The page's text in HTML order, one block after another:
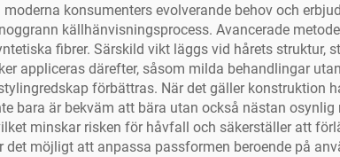
konsumenters evolverande behov och
källhänvisningsprocess. Avancerade
fibrer. Särskild vikt läggs vid hårets struktur,
appliceras därefter, såsom milda behandlingar
förbättras. När det gäller konstruktion
bara är bekväm att bära utan också nästan
minskar risken för håvfall och säkerställer att
möjligt att anpassa passformen beroende på